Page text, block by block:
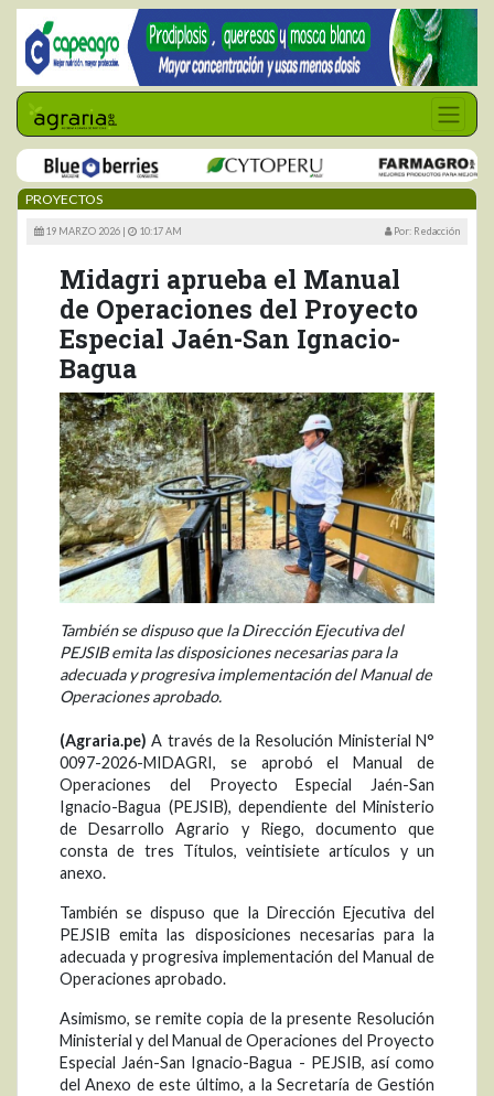
PROYECTOS
19 MARZO 2026 | 10:17 AM Por: Redacción
Midagri aprueba el Manual
de Operaciones del Proyecto
Especial Jaén-San Ignacio-
Bagua
También se dispuso que la Dirección Ejecutiva del
PEJSIB emita las disposiciones necesarias para la
adecuada y progresiva implementación del Manual de
Operaciones aprobado.
(Agraria.pe) A través de la Resolución Ministerial N°
0097-2026-MIDAGRI, se aprobó el Manual de
Operaciones del Proyecto Especial Jaén-San
Ignacio-Bagua (PEJSIB), dependiente del Ministerio
de Desarrollo Agrario y Riego, documento que
consta de tres Títulos, veintisiete artículos y un
anexo.
También se dispuso que la Dirección Ejecutiva del
PEJSIB emita las disposiciones necesarias para la
adecuada y progresiva implementación del Manual de
Operaciones aprobado.
Asimismo, se remite copia de la presente Resolución
Ministerial y del Manual de Operaciones del Proyecto
Especial Jaén-San Ignacio-Bagua - PEJSIB, así como
del Anexo de este último, a la Secretaría de Gestión